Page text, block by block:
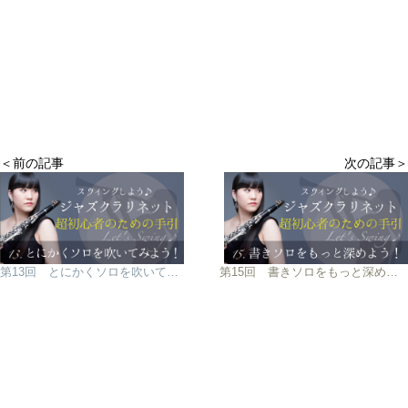
＜前の記事 次の記事＞